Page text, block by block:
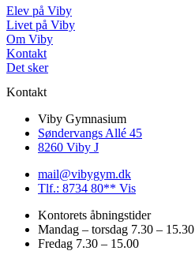
Elev på Viby
Livet på Viby
Om Viby
Kontakt
Det sker
Kontakt
Viby Gymnasium
Søndervangs Allé 45
8260 Viby J
mail@vibygym.dk
Tlf.: 8734 80** Vis
Kontorets åbningstider
Mandag – torsdag 7.30 – 15.30
Fredag 7.30 – 15.00